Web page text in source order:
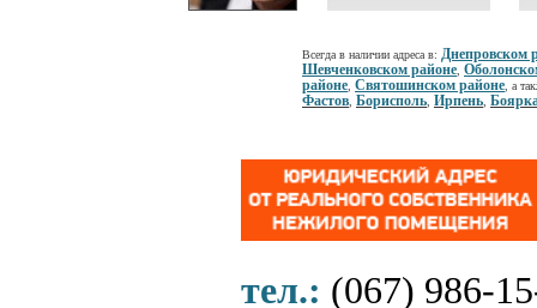
Всегда в наличии адреса в: Днепровском
Шевченковском районе
районе Святошинском районе , а
Фастов Борисполь Ирпень
тел.: (067) 986-